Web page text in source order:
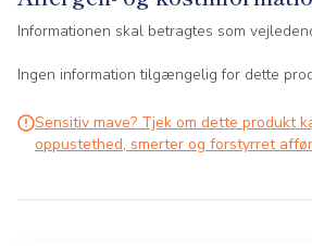
Informationen skal betragtes som
Ingen information tilgængelig for dette
Sensitiv mave? Tjek om dette produkt
oppustethed, smerter og forstyrret